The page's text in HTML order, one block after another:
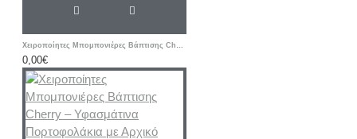
Χειροποίητες Μπομπονιέρες Βάπτισης Cherry – Μεταλλική Εικονίτσα Παναγίας με Γυάλινη Βάση
0,00€